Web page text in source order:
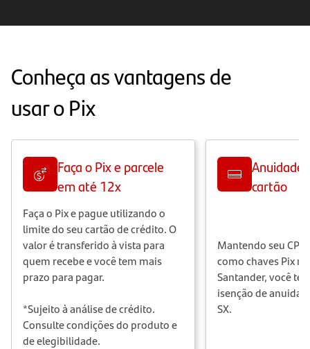
Conheça as vantagens de
usar o Pix
Faça o Pix e parcele
em até 12x
Faça o Pix e pague utilizando o
limite do seu cartão de crédito. O
valor é transferido à vista para
quem recebe e você tem mais
prazo para pagar.
*Sujeito à análise de crédito.
Consulte condições do produto e
de elegibilidade.
Anuidade
cartão
Mantendo seu
como chaves Pix
Santander, você
isenção de
SX.